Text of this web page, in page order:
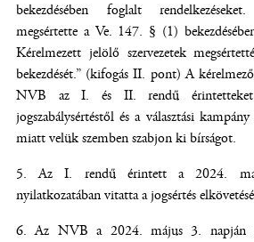
bekezdésében foglalt
megsértette a Ve. 147. § (1)
Kérelmezett jelölő szervezetek
bekezdését.” (kifogás II. pont) A
NVB az I. és II. rendű
jogszabálysértéstől és a választási kampány
miatt velük szemben szabjon ki bírságot.
Az I. rendű érintett a 2024.
nyilatkozatában vitatta a jogsértés
Az NVB a 2024. május 3. napján